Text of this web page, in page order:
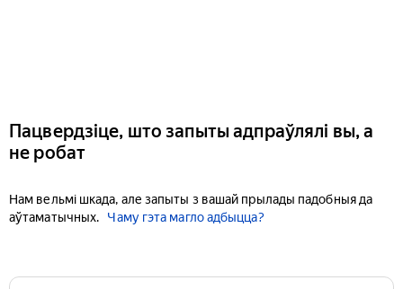
Пацвердзіце, што запыты адпраўлялі вы, а
не робат
Нам вельмі шкада, але запыты з вашай прылады падобныя да
аўтаматычных.
Чаму гэта магло адбыцца?